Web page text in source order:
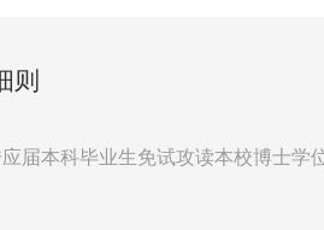
则
届本科毕业生免试攻读本校博士学